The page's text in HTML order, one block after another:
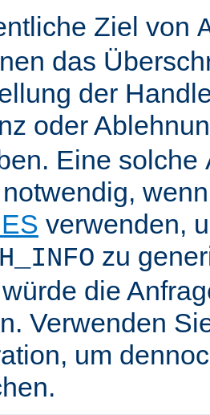
Ziel von
das
der
oder
Eine solche
verwenden,
zu
die
Verwenden
um